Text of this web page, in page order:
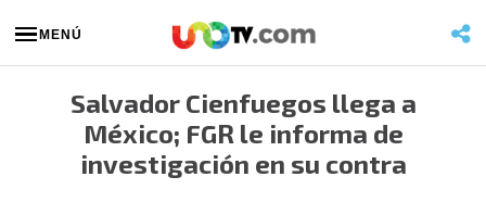
MENÚ
Salvador Cienfuegos llega a
México; FGR le informa de
investigación en su contra